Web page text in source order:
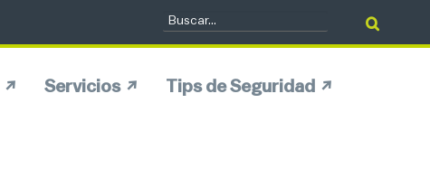
Servicios Tips de Seguridad